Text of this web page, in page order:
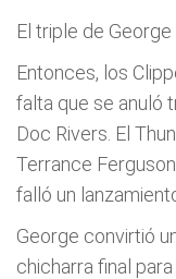
El triple de
Entonces, los
falta que se anuló
Doc Rivers. El
Terrance
falló un
George convirtió
chicharra final